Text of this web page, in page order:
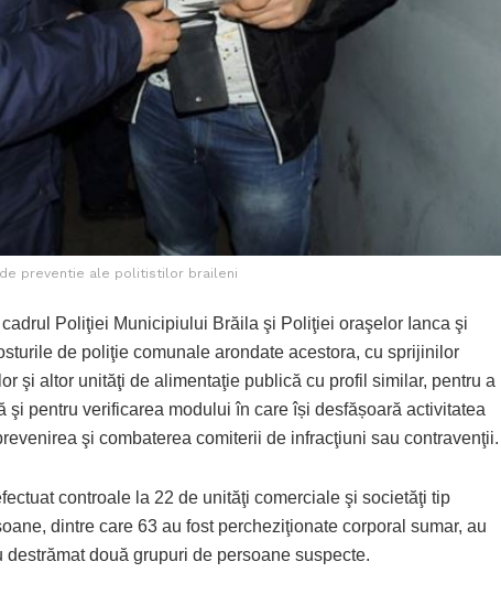
preventie ale politistilor braileni
Poliţiei Municipiului Brăila şi Poliţiei oraşelor Ianca şi
de poliţie comunale arondate acestora, cu sprijinilor
şi altor unităţi de alimentaţie publică cu profil similar, pentru a
pentru verificarea modului în care își desfășoară activitatea
şi combaterea comiterii de infracţiuni sau contravenţii.
controale la 22 de unităţi comerciale şi societăţi tip
dintre care 63 au fost percheziţionate corporal sumar, au
două grupuri de persoane suspecte.